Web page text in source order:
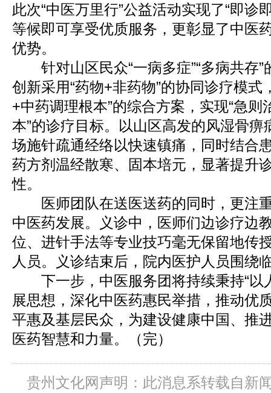
此次“中医万里行”公益活动实现了“即诊
等候即可享受优质服务，更彰显了中医
优势。
针对山区民众“一病多症”“多病共存”
创新采用“药物+非药物”的协同诊疗模式
+中药调理根本”的综合方案，实现“急则
本”的诊疗目标。以山区高发的风湿骨
场施针疏通经络以快速镇痛，同时结合
药方剂温经散寒、固本培元，显著提升
性。
医师团队在送医送药的同时，更注重
中医药发展。义诊中，医师们边诊疗边
位、进针手法等专业技巧毫无保留地传
人员。义诊结束后，院内医护人员围绕
下一步，中医服务团将持续秉持“以
展思想，深化中医药惠民举措，推动优
平惠及基层民众，为建设健康中国、推
医药智慧和力量。（完）
贵州文化网声明：此消息系转载自新